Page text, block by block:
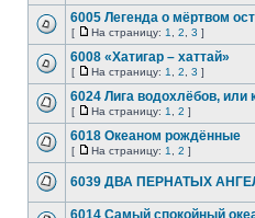
6005 Легенда о мёртвом
[ На страницу: 1 2 3 ]
6008 «Хатигар – хаттай»
[ На страницу: 1 2 3 ]
6024 Лига водохлёбов, или
[ На страницу: 1 2 ]
6018 Океаном рождённые
[ На страницу: 1 2 ]
6039 ДВА ПЕРНАТЫХ
6014 Самый спокойный